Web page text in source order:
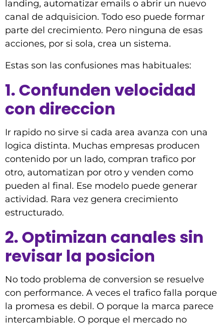
landing, automatizar emails o abrir un nuevo
canal de adquisicion. Todo eso puede formar
parte del crecimiento. Pero ninguna de esas
acciones, por si sola, crea un sistema.
Estas son las confusiones mas habituales:
1. Confunden velocidad
con direccion
Ir rapido no sirve si cada area avanza con una
logica distinta. Muchas empresas producen
contenido por un lado, compran trafico por
otro, automatizan por otro y venden como
pueden al final. Ese modelo puede generar
actividad. Rara vez genera crecimiento
estructurado.
2. Optimizan canales sin
revisar la posicion
No todo problema de conversion se resuelve
con performance. A veces el trafico falla porque
la promesa es debil. O porque la marca parece
intercambiable. O porque el mercado no